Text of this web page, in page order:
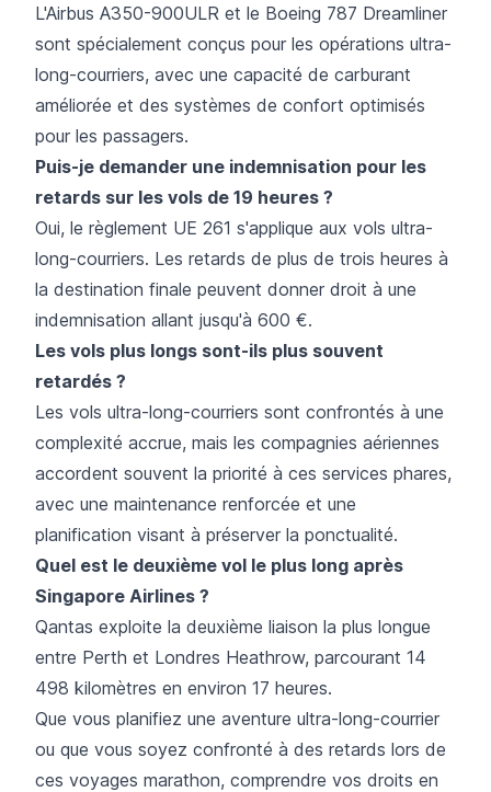
L'Airbus A350-900ULR et le Boeing 787 Dreamliner
sont spécialement conçus pour les opérations ultra-
long-courriers, avec une capacité de carburant
améliorée et des systèmes de confort optimisés
pour les passagers.
Puis-je demander une indemnisation pour les
retards sur les vols de 19 heures ?
Oui, le règlement UE 261 s'applique aux vols ultra-
long-courriers. Les retards de plus de trois heures à
la destination finale peuvent donner droit à une
indemnisation allant jusqu'à 600 €.
Les vols plus longs sont-ils plus souvent
retardés ?
Les vols ultra-long-courriers sont confrontés à une
complexité accrue, mais les compagnies aériennes
accordent souvent la priorité à ces services phares,
avec une maintenance renforcée et une
planification visant à préserver la ponctualité.
Quel est le deuxième vol le plus long après
Singapore Airlines ?
Qantas exploite la deuxième liaison la plus longue
entre Perth et Londres Heathrow, parcourant 14
498 kilomètres en environ 17 heures.
Que vous planifiez une aventure ultra-long-courrier
ou que vous soyez confronté à des retards lors de
ces voyages marathon, comprendre vos droits en